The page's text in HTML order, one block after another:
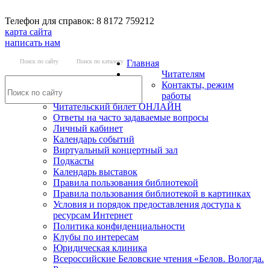
Телефон для справок: 8 8172 759212
карта сайта
написать нам
Поиск по сайту Поиск по каталогу Главная
Читателям
Контакты, режим
работы
Читательский билет ОНЛАЙН
Ответы на часто задаваемые вопросы
Личный кабинет
Календарь событий
Виртуальный концертный зал
Подкасты
Календарь выставок
Правила пользования библиотекой
Правила пользования библиотекой в картинках
Условия и порядок предоставления доступа к
ресурсам Интернет
Политика конфиденциальности
Клубы по интересам
Юридическая клиника
Всероссийские Беловские чтения «Белов. Вологда.